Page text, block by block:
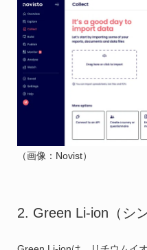
（画像：Novist）
2. Green Li-ion（シ